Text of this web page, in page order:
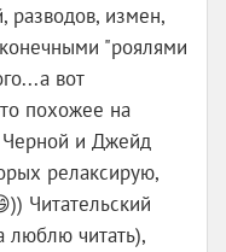
разводов, измен,
"роялями
вот
похожее на
и Джейд
релаксирую,
Читательский
люблю читать),